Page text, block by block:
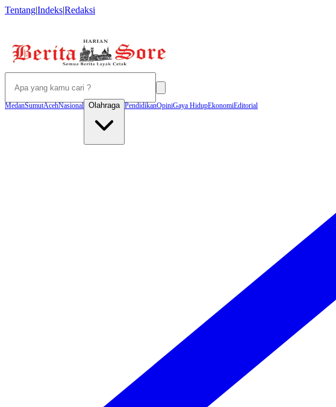
Tentang|Indeks|Redaksi
MedanSumutAcehNasional Olahraga PendidikanOpiniGaya HidupEkonomiEditorial